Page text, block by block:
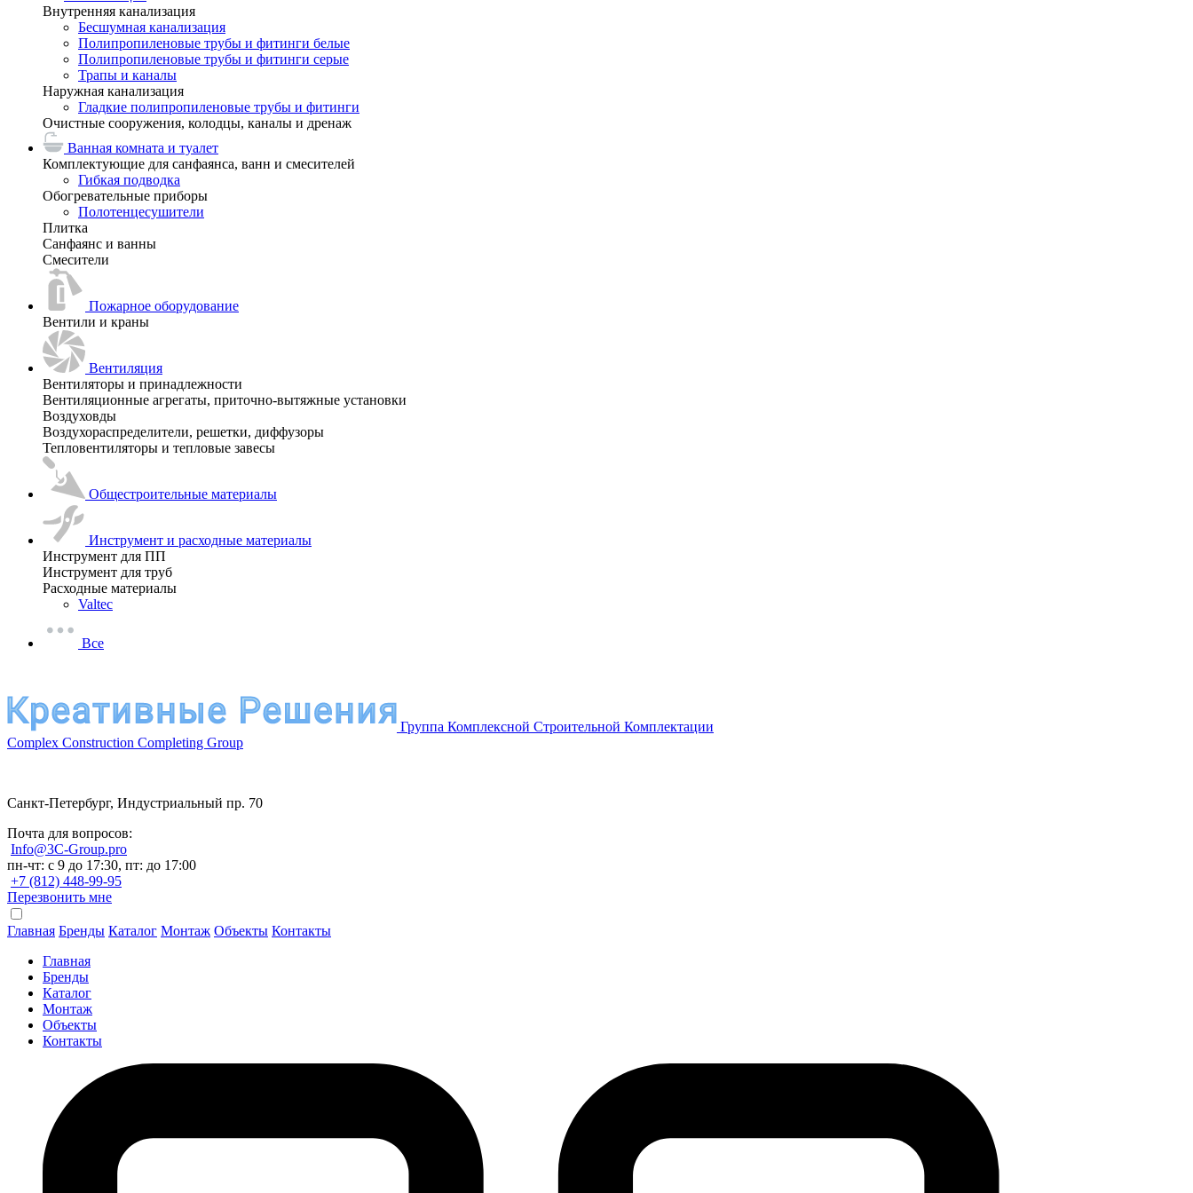
Внутренняя канализация
Бесшумная канализация
Полипропиленовые трубы и фитинги белые
Полипропиленовые трубы и фитинги серые
Трапы и каналы
Наружная канализация
Гладкие полипропиленовые трубы и фитинги
Очистные сооружения, колодцы, каналы и дренаж
Ванная комната и туалет
Комплектующие для санфаянса, ванн и смесителей
Гибкая подводка
Обогревательные приборы
Полотенцесушители
Плитка
Санфаянс и ванны
Смесители
Пожарное оборудование
Вентили и краны
Вентиляция
Вентиляторы и принадлежности
Вентиляционные агрегаты, приточно-вытяжные установки
Воздуховды
Воздухораспределители, решетки, диффузоры
Тепловентиляторы и тепловые завесы
Общестроительные материалы
Инструмент и расходные материалы
Инструмент для ПП
Инструмент для труб
Расходные материалы
Valtec
Все
Группа Комплексной Строительной Комплектации
Complex Construction Completing Group
Санкт-Петербург, Индустриальный пр. 70
Почта для вопросов:
Info@3C-Group.pro
пн-чт: с 9 до 17:30, пт: до 17:00
+7 (812) 448-99-95
Перезвонить мне
Главная Бренды Каталог Монтаж Объекты Контакты
Главная
Бренды
Каталог
Монтаж
Объекты
Контакты